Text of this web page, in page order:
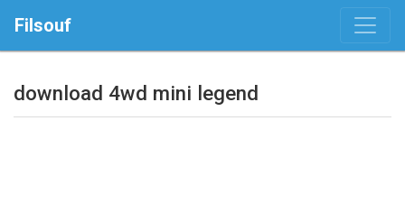
Filsouf
download 4wd mini legend